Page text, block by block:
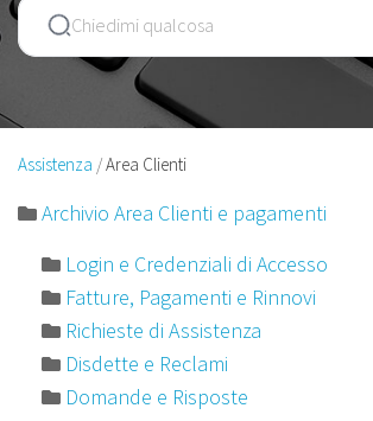
Assistenza Area Clienti
Archivio Area Clienti e pagamenti
Login e Credenziali di Accesso
Fatture, Pagamenti e Rinnovi
Richieste di Assistenza
Disdette e Reclami
Domande e Risposte